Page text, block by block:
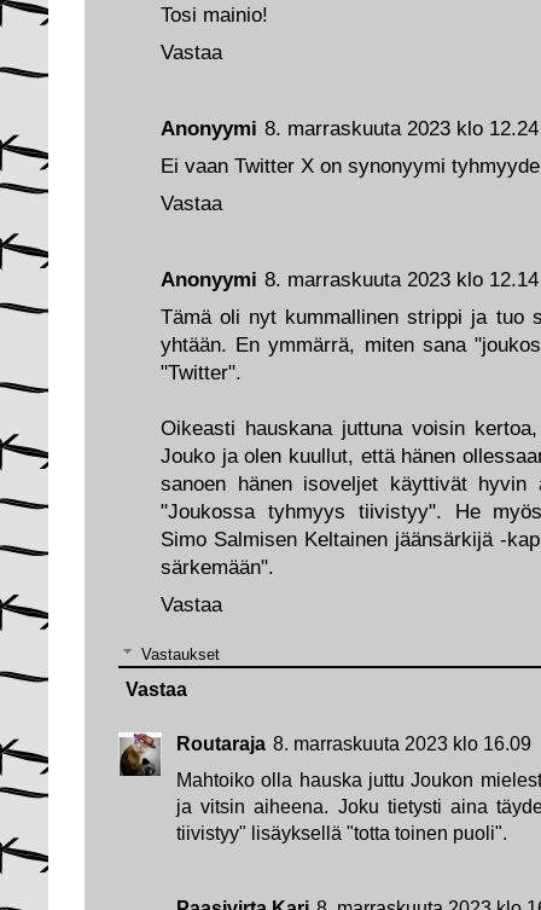
Anonyymi 8. marraskuuta 2023 klo 12.14
Tämä oli nyt kummallinen strippi ja tuo
yhtään. En ymmärrä, miten sana
"Twitter".
Oikeasti hauskana juttuna voisin
Jouko ja olen kuullut, että hänen
sanoen hänen isoveljet käyttivät hyvin
"Joukossa tyhmyys tiivistyy". He
Simo Salmisen Keltainen jäänsärkijä -
särkemään".
Vastaa
Vastaukset
Routaraja 8. marraskuuta 2023 klo 16.09
Mahtoiko olla hauska juttu Joukon
ja vitsin aiheena. Joku tietysti aina
tiivistyy" lisäyksellä "totta toinen puoli".
Vastaa
Anonyymi 8. marraskuuta 2023 klo 12.24
Ei vaan Twitter X on synonyymi
Vastaa
Tosi mainio!
Vastaa